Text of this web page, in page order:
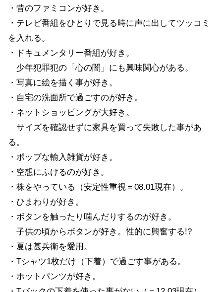
・昔のファミコンが好き。
・テレビ番組をひとりで見る時に声に出してツッコミ
を入れる。
・ドキュメンタリー番組が好き。
少年犯罪犯の「心の闇」にも興味関心がある。
・写真に絵を描く事が好き。
・自宅の洗面所で過ごすのが好き。
・ネットショッピングが大好き。
サイズを確認せずに家具を買って失敗した事があ
る。
・ポップな輸入雑貨が好き。
・空想にふけるのが好き。
・株をやっている（安定性重視＝08.01現在）。
・ひまわりが好き。
・ボタンを触ったり噛んだりするのが好き。
子供の頃からボタンが好き。性的に興奮する!?
・夏は甚兵衛を愛用。
・Tシャツ1枚だけ（下着）で過ごす事がある。
・ホットパンツが好き。